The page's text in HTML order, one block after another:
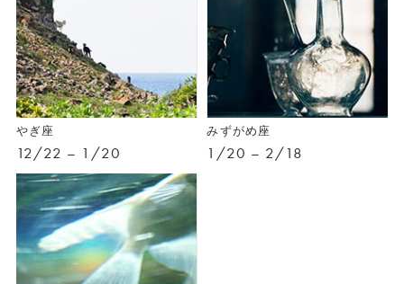
やぎ座
12/22 – 1/20
みずがめ座
1/20 – 2/18